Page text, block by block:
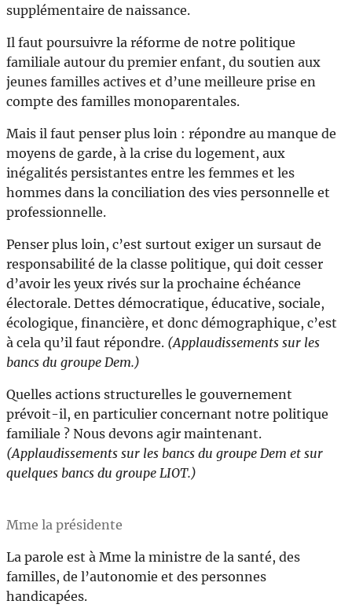
supplémentaire de naissance.
Il faut poursuivre la réforme de notre politique
familiale autour du premier enfant, du soutien aux
jeunes familles actives et d’une meilleure prise en
compte des familles monoparentales.
Mais il faut penser plus loin : répondre au manque de
moyens de garde, à la crise du logement, aux
inégalités persistantes entre les femmes et les
hommes dans la conciliation des vies personnelle et
professionnelle.
Penser plus loin, c’est surtout exiger un sursaut de
responsabilité de la classe politique, qui doit cesser
d’avoir les yeux rivés sur la prochaine échéance
électorale. Dettes démocratique, éducative, sociale,
écologique, financière, et donc démographique, c’est
à cela qu’il faut répondre. (Applaudissements sur les
bancs du groupe Dem.)
Quelles actions structurelles le gouvernement
prévoit-il, en particulier concernant notre politique
familiale ? Nous devons agir maintenant.
(Applaudissements sur les bancs du groupe Dem et sur
quelques bancs du groupe LIOT.)
Mme la présidente
La parole est à Mme la ministre de la santé, des
familles, de l’autonomie et des personnes
handicapées.